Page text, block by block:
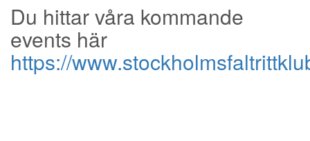
Du hittar våra kommande
events här
https://